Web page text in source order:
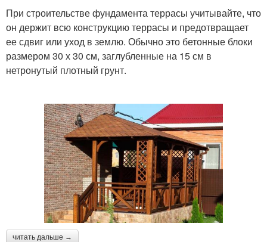
При строительстве фундамента террасы учитывайте, что
он держит всю конструкцию террасы и предотвращает
ее сдвиг или уход в землю. Обычно это бетонные блоки
размером 30 х 30 см, заглубленные на 15 см в
нетронутый плотный грунт.
читать дальше →